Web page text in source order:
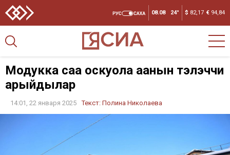
08.08 24° $ 82,17 € 94,84
Модукка саҥа оскуола аанын тэлэччи
арыйдылар
14:01, 22 января 2025 Текст: Полина Николаева